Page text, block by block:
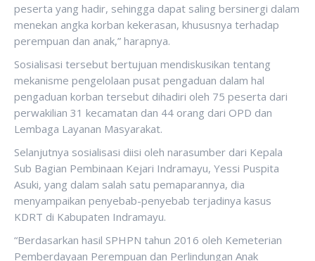
peserta yang hadir, sehingga dapat saling bersinergi dalam
menekan angka korban kekerasan, khususnya terhadap
perempuan dan anak,” harapnya.
Sosialisasi tersebut bertujuan mendiskusikan tentang
mekanisme pengelolaan pusat pengaduan dalam hal
pengaduan korban tersebut dihadiri oleh 75 peserta dari
perwakilian 31 kecamatan dan 44 orang dari OPD dan
Lembaga Layanan Masyarakat.
Selanjutnya sosialisasi diisi oleh narasumber dari Kepala
Sub Bagian Pembinaan Kejari Indramayu, Yessi Puspita
Asuki, yang dalam salah satu pemaparannya, dia
menyampaikan penyebab-penyebab terjadinya kasus
KDRT di Kabupaten Indramayu.
“Berdasarkan hasil SPHPN tahun 2016 oleh Kemeterian
Pemberdayaan Perempuan dan Perlindungan Anak